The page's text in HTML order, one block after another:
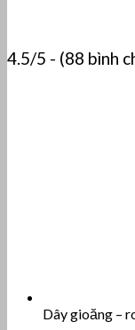
4.5/5 - (88 bình
Dây gioăng –